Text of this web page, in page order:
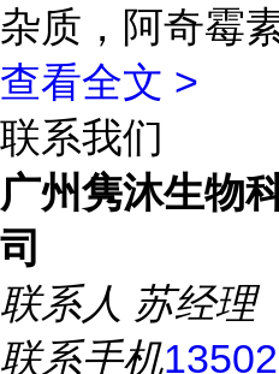
杂质，阿奇霉
查看全文 >
联系我们
广州隽沐生物
司
联系人 苏经理
联系手机